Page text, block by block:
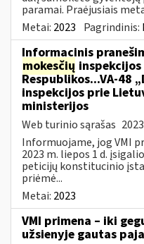
paramai. Praėjusiais
Metai: 2023 Pagrindinis:
Informacinis
mokesčių
Respublikos...VA-48
inspekcijos prie
ministerijos
Web turinio sąrašas
Informuojame, jog VMI
2023 m. liepos 1 d.
peticijų konstitucinio
priėmė...
Metai: 2023
VMI primena – iki
užsienyje gautas